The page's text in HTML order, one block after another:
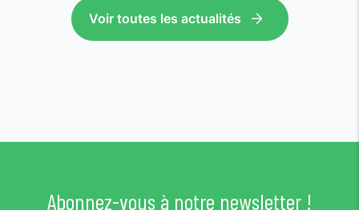
Voir toutes les actualités
Abonnez-vous à notre newsletter !